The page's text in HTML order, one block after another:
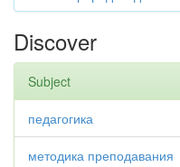
Discover
Subject
педагогика
методика преподавания